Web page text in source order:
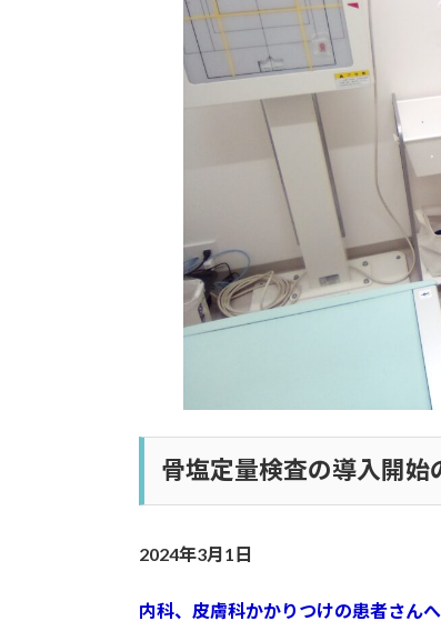
骨塩定量検査の導入開始
2024年3月1日
内科、皮膚科かかりつけの患者さんへ